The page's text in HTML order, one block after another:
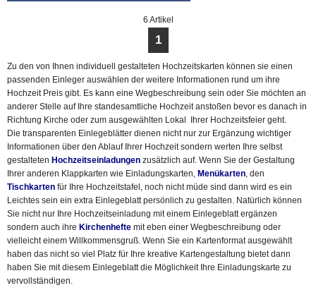
6 Artikel
1
Zu den von Ihnen individuell gestalteten Hochzeitskarten können sie einen
passenden Einleger auswählen der weitere Informationen rund um ihre
Hochzeit Preis gibt. Es kann eine Wegbeschreibung sein oder Sie möchten an
anderer Stelle auf Ihre standesamtliche Hochzeit anstoßen bevor es danach in
Richtung Kirche oder zum ausgewählten Lokal Ihrer Hochzeitsfeier geht.
Die transparenten Einlegeblätter dienen nicht nur zur Ergänzung wichtiger
Informationen über den Ablauf Ihrer Hochzeit sondern werten Ihre selbst
gestalteten Hochzeitseinladungen zusätzlich auf. Wenn Sie der Gestaltung
Ihrer anderen Klappkarten wie Einladungskarten, Menükarten, den
Tischkarten für Ihre Hochzeitstafel, noch nicht müde sind dann wird es ein
Leichtes sein ein extra Einlegeblatt persönlich zu gestalten. Natürlich können
Sie nicht nur Ihre Hochzeitseinladung mit einem Einlegeblatt ergänzen
sondern auch ihre Kirchenhefte mit eben einer Wegbeschreibung oder
vielleicht einem Willkommensgruß. Wenn Sie ein Kartenformat ausgewählt
haben das nicht so viel Platz für Ihre kreative Kartengestaltung bietet dann
haben Sie mit diesem Einlegeblatt die Möglichkeit Ihre Einladungskarte zu
vervollständigen.